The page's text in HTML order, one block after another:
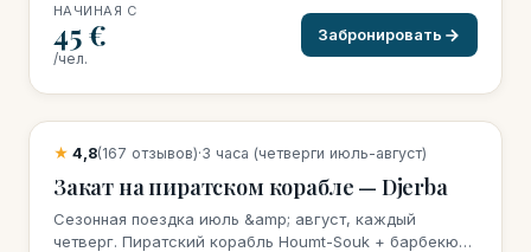
НАЧИНАЯ С
45 €
/чел.
Забронировать
★ 4,8(167 отзывов)·3 часа (четверги июль-август)
Закат на пиратском корабле — Djerba
Сезонная поездка июль &amp; август, каждый
четверг. Пиратский корабль Houmt-Souk + барбекю-